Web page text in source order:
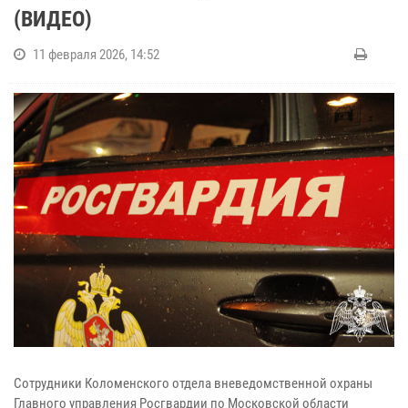
(ВИДЕО)
11 февраля 2026, 14:52
Сотрудники Коломенского отдела вневедомственной охраны
Главного управления Росгвардии по Московской области